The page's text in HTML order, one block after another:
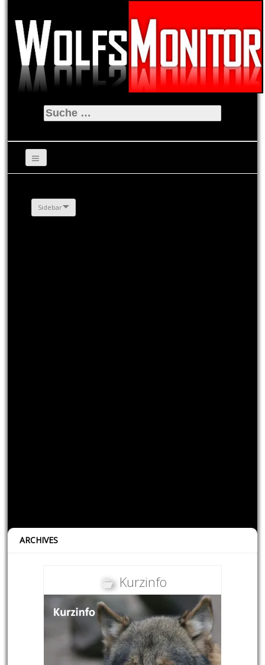
Suche
nach:
Sidebar
ARCHIVES
Kurzinfo